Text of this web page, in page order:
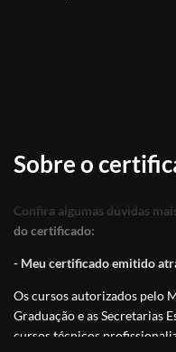
Sobre o
Confira algumas dúvidas
do certificado:
- Meu certificado emitido
Os cursos autorizados pelo
Graduação e as Secretarias
cursos técnicos